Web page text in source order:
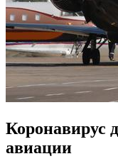
Коронавирус
авиации